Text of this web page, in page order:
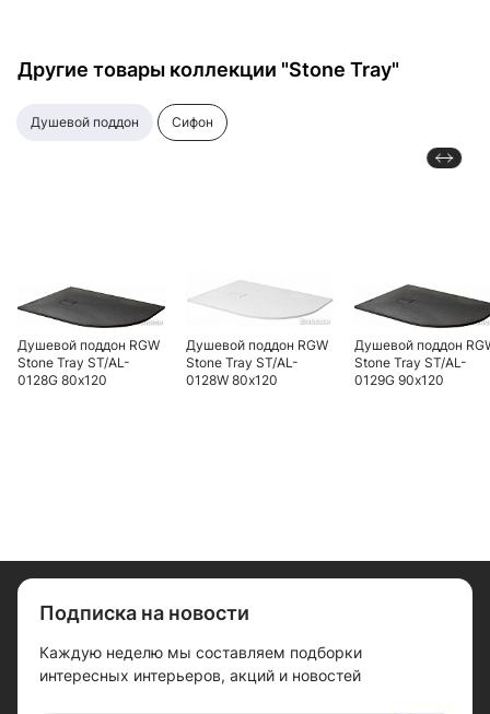
Другие товары коллекции "Stone Tray"
душевой поддон сифон
Душевой поддон RGW
Stone Tray ST/AL-
0128G 80х120
Душевой поддон RGW
Stone Tray ST/AL-
0128W 80х120
Душевой поддон
Stone Tray ST/AL-
0129G 90х120
Подписка на новости
Каждую неделю мы составляем подборки
интересных интерьеров, акций и новостей